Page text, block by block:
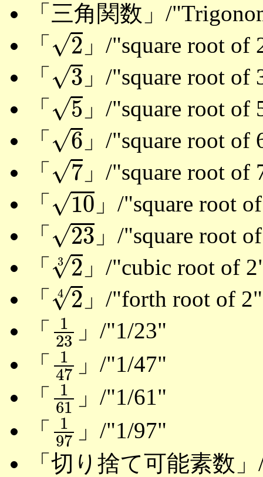
「三角関数」/
「 √2
2
」/"square root of
「 √3
3
」/"square root of
「 √5
5
」/"square root of
「 √6
6
」/"square root of
「 √7
7
」/"square root of
「 √10
10
」/"square root
「 √23
23
」/"square root
「
3
√2
23
」/"cubic root of
「
4
√2
2 4
」/"forth root of 2"
「
1
23
123
」/"1/23"
「
1
47
147
」/"1/47"
「
1
61
161
」/"1/61"
「
1
97
197
」/"1/97"
「切り捨て可能素数